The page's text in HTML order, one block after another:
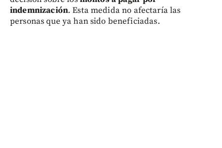
indemnización. Esta medida no afectaría las
personas que ya han sido beneficiadas.